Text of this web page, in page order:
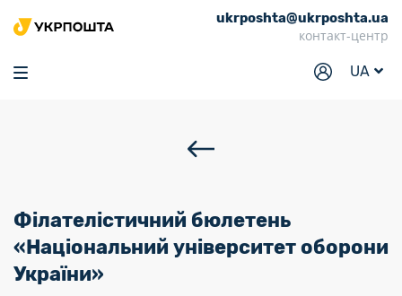
ukrposhta@ukrposhta.ua
контакт-центр
UA
Головна
Маркет
Відділення
Філателія
Філателістичний бюлетень
«Національний університет оборони
України»